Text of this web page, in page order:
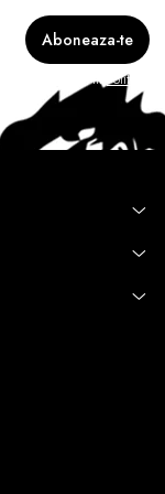
Află mai multe în Politica